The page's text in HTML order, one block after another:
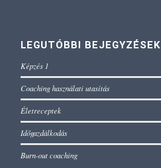
LEGUTÓBBI BEJEGYZÉSEK
Képzés 1
Coaching használati utasítás
Életreceptek
Időgazdálkodás
Burn-out coaching